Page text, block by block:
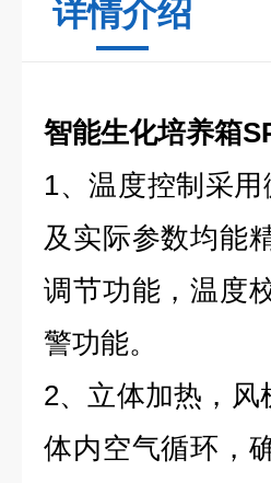
详情介绍
智能生化培养箱
1、温度控制采
及实际参数均能
调节功能，温度
警功能。
2、立体加热，
体内空气循环，